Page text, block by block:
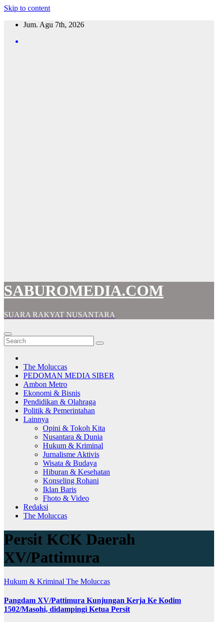
Skip to content
Jum. Agu 7th, 2026
SABUROMEDIA.COM
SUARA RAKYAT NUSANTARA
The Moluccas
PEDOMAN MEDIA SIBER
Ambon Metro
Ekonomi & Bisnis
Pendidikan & Olahraga
Politik & Pemerintahan
Lainnya
Opini & Tokoh Kita
Nusantara & Dunia
Hukum & Kriminal
Jurnalisme Aktivis
Wisata & Budaya
Hiburan & Kesehatan
Konseling Rohani
Iklan Baris
Fhoto & Video
Redaksi
The Moluccas
Persit KCK Daerah
XV/Pattimura
Hukum & Kriminal The Moluccas
Pangdam XV/Pattimura Kunjungan Kerja Ke Kodim
1502/Masohi, didampingi Ketua Persit